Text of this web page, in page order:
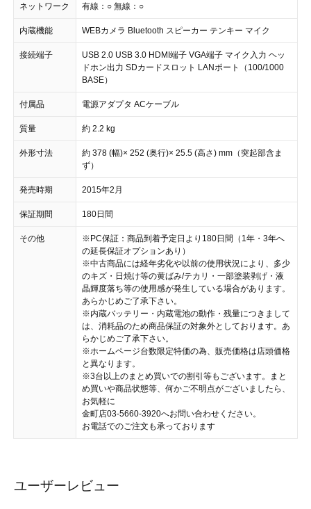
ネットワーク 有線：○ 無線：○
内蔵機能 WEBカメラ Bluetooth スピーカー テンキー マイク
接続端子
USB 2.0 USB 3.0 HDMI端子 VGA端子 マイク入力 ヘッ
ドホン出力 SDカードスロット LANポート（100/1000
BASE）
付属品 電源アダプタ ACケーブル
質量 約 2.2 kg
外形寸法
約 378 (幅)× 252 (奥行)× 25.5 (高さ) mm（突起部含ま
ず）
発売時期 2015年2月
保証期間 180日間
その他
※PC保証：商品到着予定日より180日間（1年・3年へ
の延長保証オプションあり）
※中古商品には経年劣化や以前の使用状況により、多少
のキズ・日焼け等の黄ばみ/テカリ・一部塗装剥げ・液
晶輝度落ち等の使用感が発生している場合があります。
あらかじめご了承下さい。
※内蔵バッテリー・内蔵電池の動作・残量につきまして
は、消耗品のため商品保証の対象外としております。あ
らかじめご了承下さい。
※ホームページ台数限定特価の為、販売価格は店頭価格
と異なります。
※3台以上のまとめ買いでの割引等もございます。まと
め買いや商品状態等、何かご不明点がございましたら、
お気軽に
金町店03-5660-3920へお問い合わせください。
お電話でのご注文も承っております
ユーザーレビュー